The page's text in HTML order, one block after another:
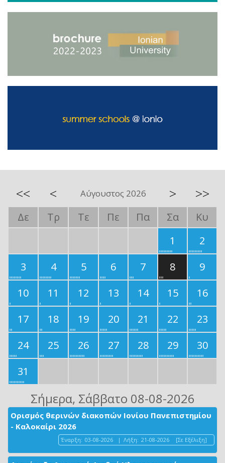
<< < Αύγουστος 2026 > >>
Δε Τρ Τε Πε Πα Σα
Κυ
1
2
3
4 5 6 7 8
9
10
11 12 13 14 15
16
17
18 19 20 21 22
23
24
25 26 27 28 29
30
31
Σήμερα, Σάββατο 08-08-2026
Ορισμός θερινών διακοπών Ιονίου Πανεπιστημίου
- Καλοκαίρι 2026
Έναρξη: 03-08-2026 | Λήξη: 21-08-2026 [Σε Εξέλιξη]